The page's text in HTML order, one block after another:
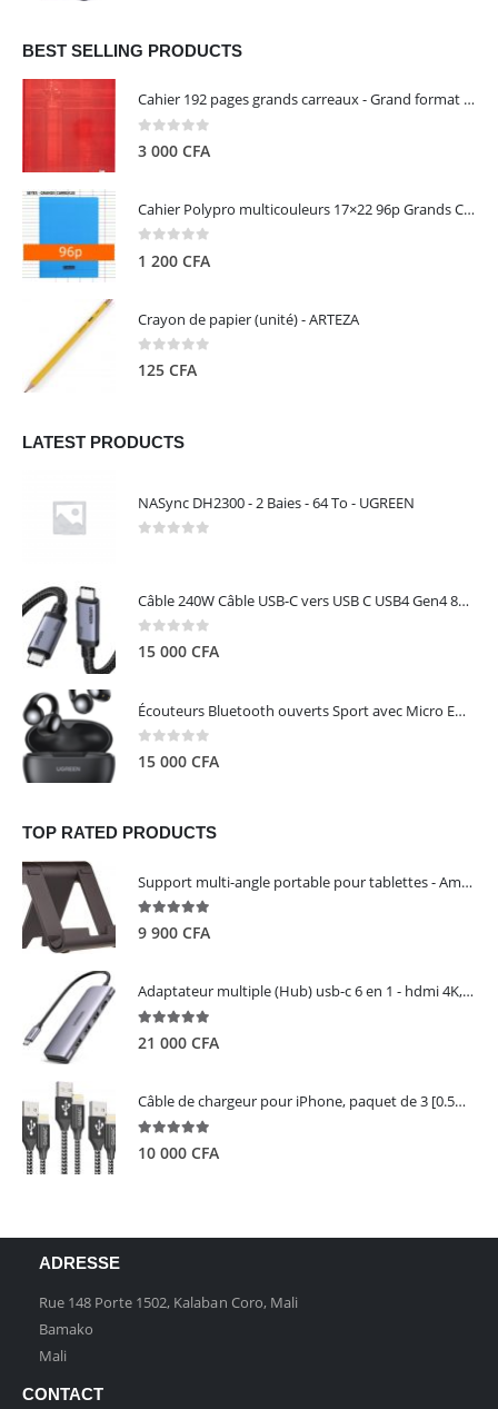
était :
000 CFA.
000 CFA.
BEST SELLING PRODUCTS
Cahier 192 pages grands carreaux - Grand format - Brochure dos toilé - 24x32 cm - Papier blanc 90 g - Couverture carte pelliculée couleur aléatoire - Clairefontaine
3 000 CFA
Cahier Polypro multicouleurs 17×22 96p Grands Carreaux Séyès 90g - CALLIGRAPHE
1 200 CFA
Crayon de papier (unité) - ARTEZA
0 out of 5
125 CFA
LATEST PRODUCTS
NASync DH2300 - 2 Baies - 64 To - UGREEN
Câble 240W Câble USB-C vers USB C USB4 Gen4 80Gbps pour Thunderbolt 5/4/3, Premium 18K double écran triple 4K PD3.1 - UGREEN
0 out of 5
15 000 CFA
Écouteurs Bluetooth ouverts Sport avec Micro ENC IPX5 – HiTune S3 UGREEN 45785
0 out of 5
15 000 CFA
TOP RATED PRODUCTS
Support multi-angle portable pour tablettes - Amazon Basics
5.00out of 5
9 900 CFA
Adaptateur multiple (Hub) usb-c 6 en 1 - hdmi 4K, 3 ports USB 3.0 et lecteur de carte sd tf - UGREEN
5.00out of 5
21 000 CFA
Câble de chargeur pour iPhone, paquet de 3 [0.5M 1M 2M] - GIANAC
10 000 CFA
ADRESSE
Rue 148 Porte 1502, Kalaban Coro, Mali
Bamako
Mali
CONTACT